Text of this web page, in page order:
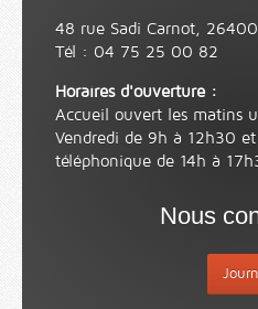
48 rue Sadi Carnot, 26400
Tél : 04 75 25 00 82
Horaires d'ouverture :
Accueil ouvert les matins
Vendredi de 9h à 12h30
téléphonique de 14h à
Nous